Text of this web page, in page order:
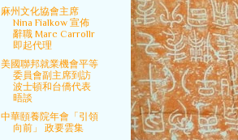
麻州文化協會主席
Nina Fialkow 宣佈
辭職 Marc Carrollr
即起代理
美國聯邦就業機會平等
委員會副主席到訪
波士頓和台僑代表
晤談
中華頤養院年會「引領
向前」 政要雲集